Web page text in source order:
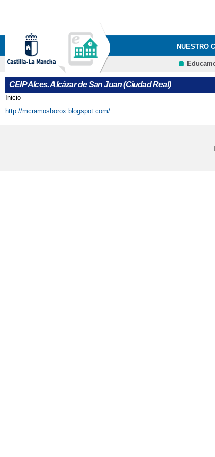
NUESTRO
PLANES Y
CEIP Alces. Alcázar de San Juan (Ciudad Real)
Se encuentra usted aquí
Inicio
http://mcramosborox.blogspot.com/